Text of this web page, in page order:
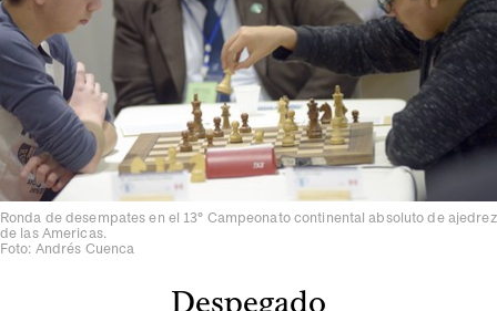
Ronda de desempates en el 13° Campeonato continental absoluto de ajedrez
de las Americas.
Foto: Andrés Cuenca
Despegado